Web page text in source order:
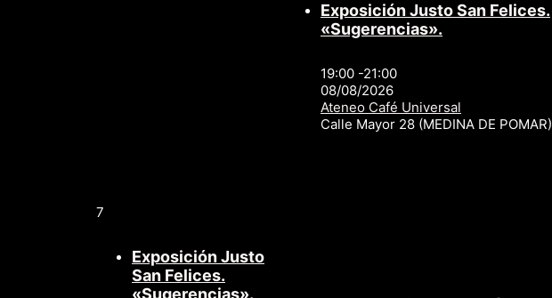
7
Exposición Justo
San Felices.
«Sugerencias».
Exposición Justo San Felices.
«Sugerencias».
19:00 -21:00
08/08/2026
Ateneo Café Universal
Calle Mayor 28 (MEDINA DE POMAR)